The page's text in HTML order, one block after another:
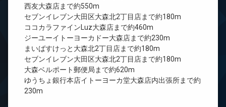
西友大森店まで約550m
セブンイレブン大田区大森北2丁目店まで約180m
ココカラファインLuz大森店まで約460m
ジーユーイトーヨーカドー大森店まで約230m
まいばすけっと大森北2丁目店まで約180m
セブンイレブン大田区大森北2丁目店まで約180m
大森ベルポート郵便局まで約620m
ゆうちょ銀行本店イトーヨーカ堂大森店内出張所まで約
230m